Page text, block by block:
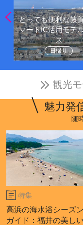
とっても便利な敦
マートIC活用モデ
ス
日帰り
観光
魅力発
随
特集
高浜の海水浴シーズ
ガイド：福井の美し